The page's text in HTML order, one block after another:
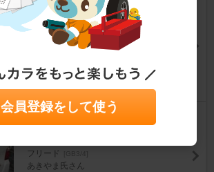
不明 ＬＥＤテールランプ？
フリード [GB3/4]
Ｐｅａｃｅさん
SONAR(ライト関連) LEDテー
フリード [GB3/4]
あきやま氏さん
会員登録をして使う